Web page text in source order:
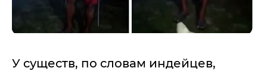
У существ, по словам индейцев,